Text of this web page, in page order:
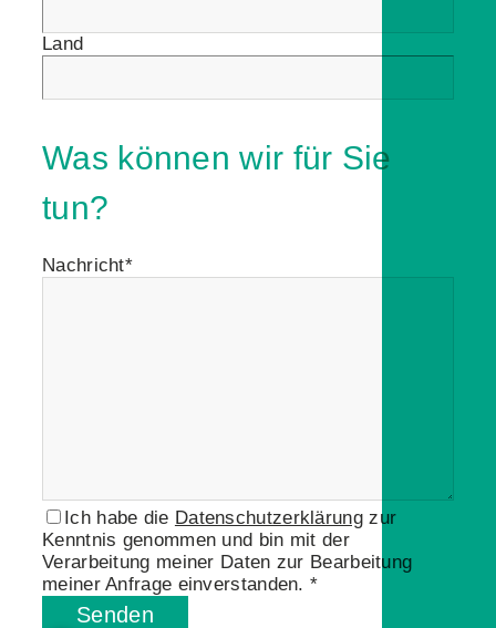
Land
Was können wir für Sie
tun?
Nachricht*
Ich habe die Datenschutzerklärungzur
Kenntnis genommen und bin mit der
Verarbeitung meiner Daten zur Bearbeitung
meiner Anfrage einverstanden. *
Senden